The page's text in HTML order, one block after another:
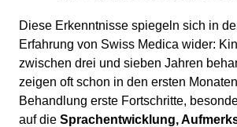
Diese Erkenntnisse spiegeln sich in
Erfahrung von Swiss Medica wider:
zwischen drei und sieben Jahren
zeigen oft schon in den ersten
Behandlung erste Fortschritte,
auf die Sprachentwicklung,